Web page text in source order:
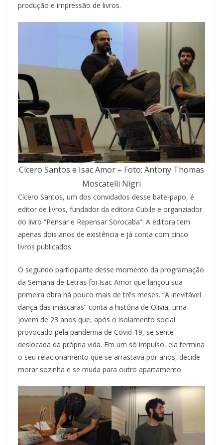
produção e impressão de livros.
Cícero Santos e Isac Amor – Foto: Antony Thomas
Moscatelli Nigri
Cícero Santos, um dos convidados desse bate-papo, é
editor de livros, fundador da editora Cubile e organziador
do livro “Pensar e Repensar Sorocaba”. A editora tem
apenas dois anos de existência e já conta com cinco
livros publicados.
O segundo participante desse momento da programação
da Semana de Letras foi Isac Amor que lançou sua
primeira obra há pouco mais de três meses. “A inevitável
dança das máscaras” conta a história de Olivia, uma
jovem de 23 anos que, após o isolamento social
provocado pela pandemia de Covid-19, se sente
deslocada da própria vida. Em um só impulso, ela termina
o seu relacionamento que se arrastava por anos, decide
morar sozinha e se muda para outro apartamento.